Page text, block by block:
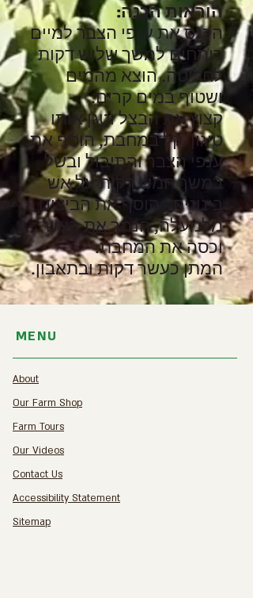
הוראות הכנה:
הכנס את ענפי הצבר למיים
רותחים למשך שלוש דקות
לחליטה. הוצא מהמים
ושטוף במים קרים.
קצוץ את הבצל וטגן אותו
טיגון קל במחבת, הוסף את
ענפי הצבר והתיבול ובשל
במשך חמש דקות על אש
בינונית. הוסף את הביצים
מלמעלה, הנמך את האש
וכסה את המחבת.
המתן כעשר דקות ובתאבון.
MENU
About
Our Farm Shop
Farm Tours
Our Videos
Contact Us
Accessibility Statement
Sitemap​